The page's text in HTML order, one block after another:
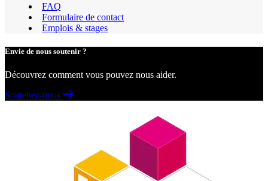
FAQ
Formulaire de contact
Emplois & stages
Envie de nous soutenir ?
Découvrez comment vous pouvez nous aider.
Soutenez-nous